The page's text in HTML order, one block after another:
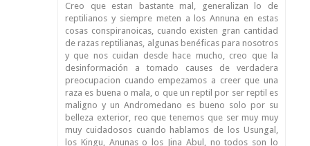
Creo que estan bastante mal, generalizan lo de
reptilianos y siempre meten a los Annuna en estas
cosas conspiranoicas, cuando existen gran cantidad
de razas reptilianas, algunas benéficas para nosotros
y que nos cuidan desde hace mucho, creo que la
desinformación a tomado causes de verdadera
preocupacion cuando empezamos a creer que una
raza es buena o mala, o que un reptil por ser reptil es
maligno y un Andromedano es bueno solo por su
belleza exterior, reo que tenemos que ser muy muy
muy cuidadosos cuando hablamos de los Usungal,
los Kingu, Anunas o los Jina Abul, no todos son lo